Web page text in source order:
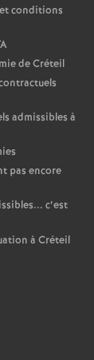
conditions
de Créteil
admissibles à
pas encore
c’est
à Créteil